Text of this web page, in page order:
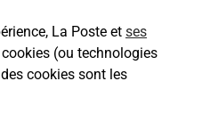
La Poste et ses
(ou technologies
cookies sont les
faut-il pour
?